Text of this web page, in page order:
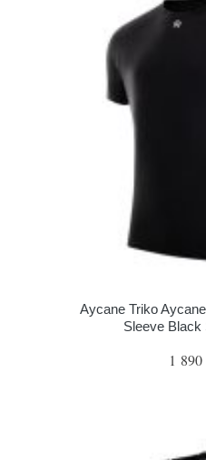
Aycane Triko
Sleeve Black
1